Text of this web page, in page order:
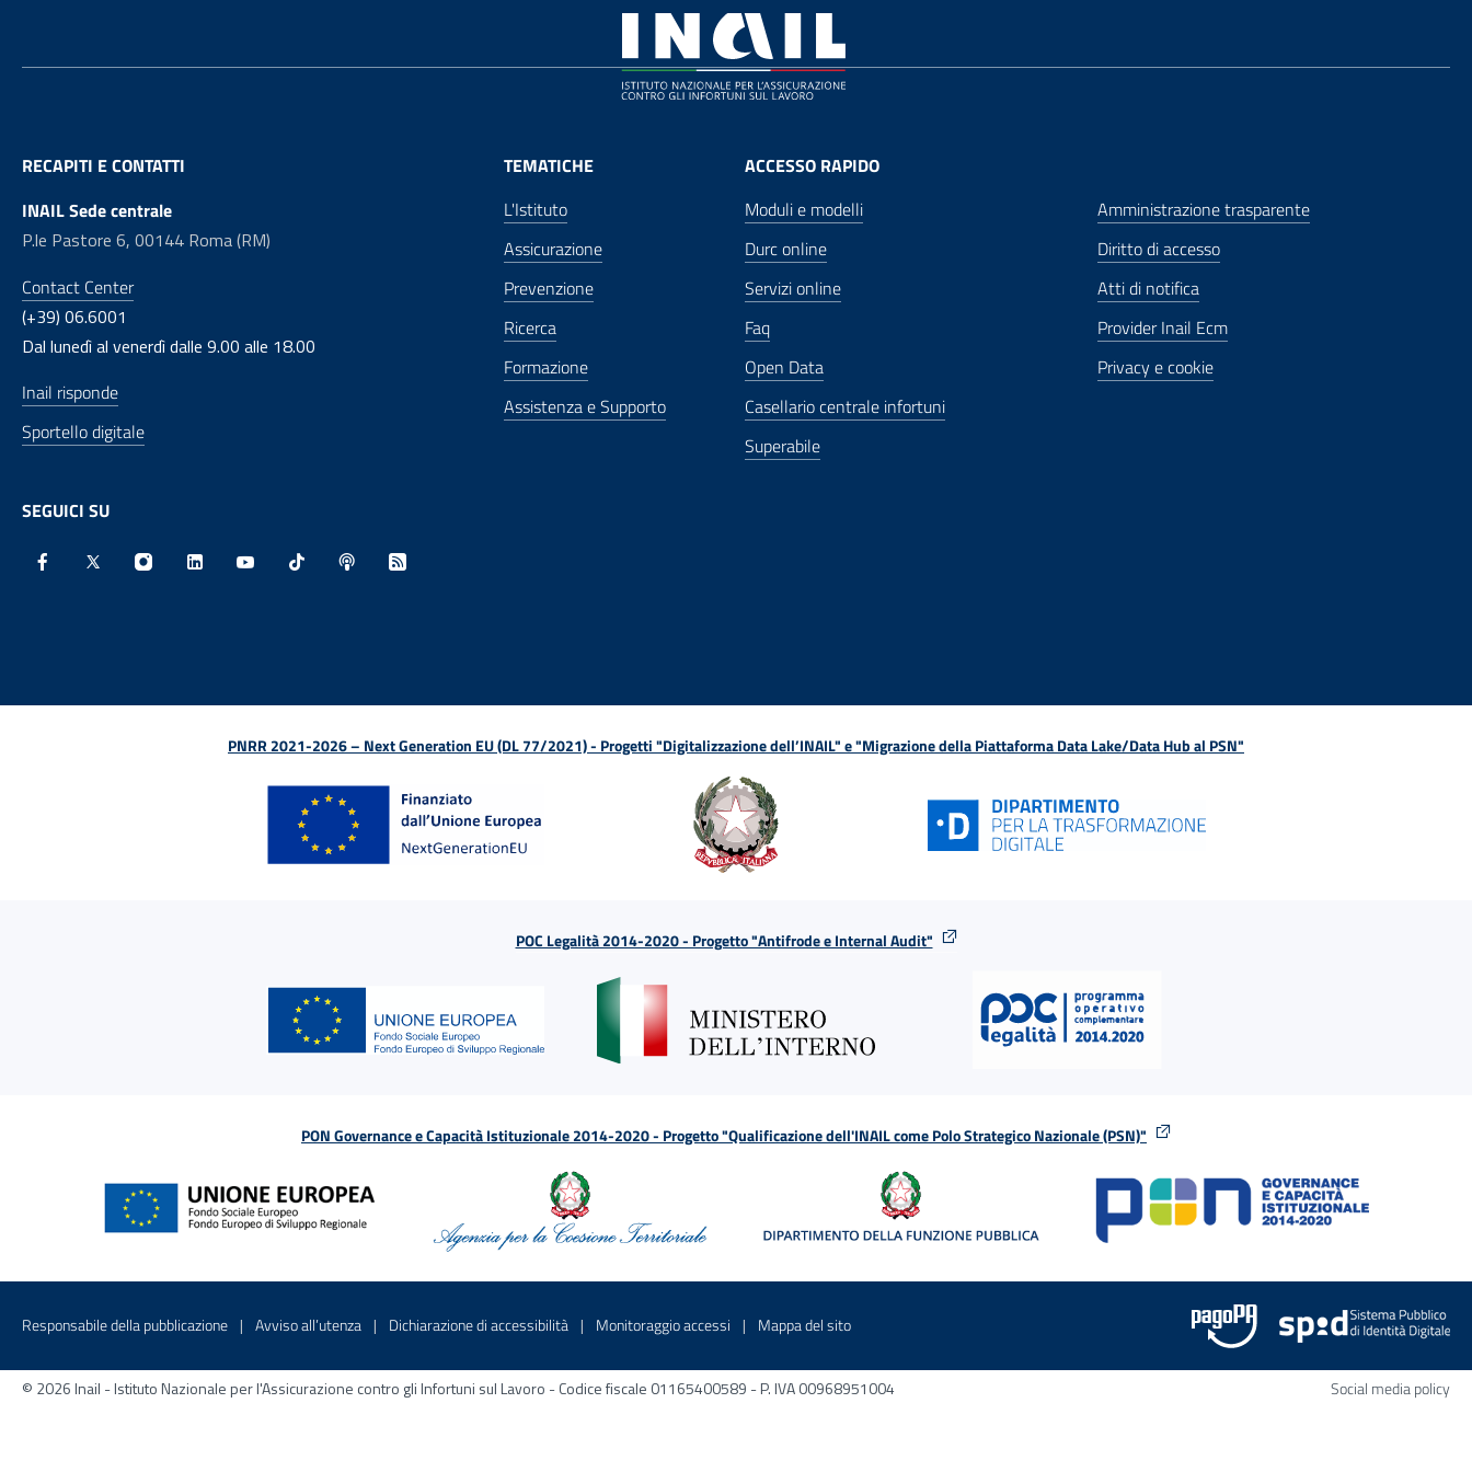
RECAPITI E CONTATTI
INAIL Sede centrale
P.le Pastore 6, 00144 Roma (RM)
Contact Center
(+39) 06.6001
Dal lunedì al venerdì dalle 9.00 alle 18.00
Inail risponde
Sportello digitale
SEGUICI SU
TEMATICHE
L'Istituto
Assicurazione
Prevenzione
Ricerca
Formazione
Assistenza e Supporto
ACCESSO RAPIDO
Moduli e modelli
Durc online
Servizi online
Faq
Open Data
Casellario centrale infortuni
Superabile
Amministrazione trasparente
Diritto di accesso
Atti di notifica
Provider Inail Ecm
Privacy e cookie
PNRR 2021-2026 – Next Generation EU (DL 77/2021) - Progetti "Digitalizzazione dell’INAIL" e "Migrazione della Piattaforma Data Lake/Data Hub al PSN"
POC Legalità 2014-2020 - Progetto "Antifrode e Internal Audit"
PON Governance e Capacità Istituzionale 2014-2020 - Progetto "Qualificazione dell'INAIL come Polo Strategico Nazionale (PSN)"
Menu di servizio
Responsabile della pubblicazione Sito interno - Apre in una nuova finestra
Avviso all’utenza Sito interno - Apre in una nuova finestra
Dichiarazione di accessibilità Sito interno - Apre in una nuova finestra
Monitoraggio accessi Sito interno - Apre in una nuova finestra
Mappa del sitoSito interno - Apre nella stessa finestra
© 2026 Inail - Istituto Nazionale per l'Assicurazione contro gli Infortuni sul Lavoro - Codice fiscale 01165400589 - P. IVA 00968951004 Social media policy